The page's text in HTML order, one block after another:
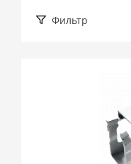
Фильтр
Розничная цена